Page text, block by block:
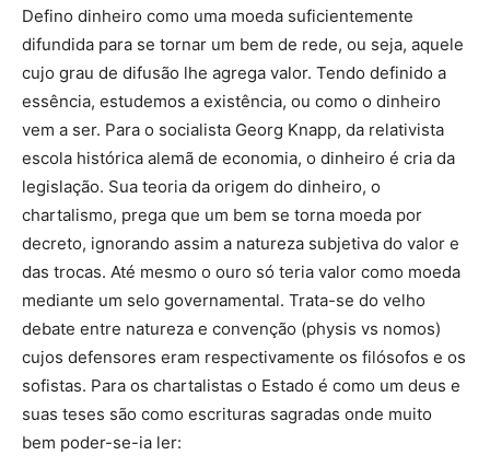
Defino dinheiro como uma moeda suficientemente
difundida para se tornar um bem de rede, ou seja, aquele
cujo grau de difusão lhe agrega valor. Tendo definido a
essência, estudemos a existência, ou como o dinheiro
vem a ser. Para o socialista Georg Knapp, da relativista
escola histórica alemã de economia, o dinheiro é cria da
legislação. Sua teoria da origem do dinheiro, o
chartalismo, prega que um bem se torna moeda por
decreto, ignorando assim a natureza subjetiva do valor e
das trocas. Até mesmo o ouro só teria valor como moeda
mediante um selo governamental. Trata-se do velho
debate entre natureza e convenção (physis vs nomos)
cujos defensores eram respectivamente os filósofos e os
sofistas. Para os chartalistas o Estado é como um deus e
suas teses são como escrituras sagradas onde muito
bem poder-se-ia ler: